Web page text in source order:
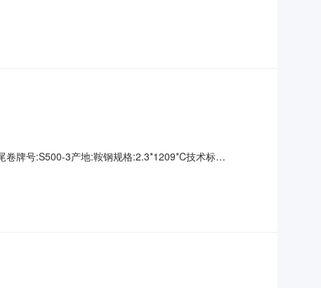
牌号:S500-3产地:鞍钢规格:2.3*1209*C技术标